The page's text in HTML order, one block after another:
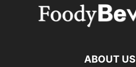
ABOUT US